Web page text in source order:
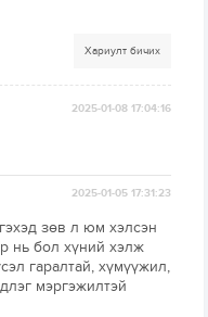
Хариулт бичих
2025-01-08 17:04:16
2025-01-05 17:31:23
зөв л юм хэлсэн
нь бол хүний хэлж
гаралтай, хүмүүжил,
мэргэжилтэй